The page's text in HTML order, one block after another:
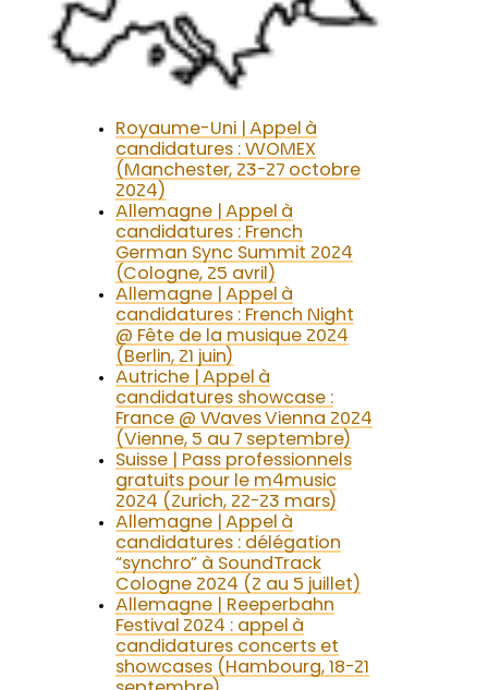
Royaume-Uni | Appel à
candidatures : WOMEX
(Manchester, 23-27 octobre
2024)
Allemagne | Appel à
candidatures : French
German Sync Summit 2024
(Cologne, 25 avril)
Allemagne | Appel à
candidatures : French Night
@ Fête de la musique 2024
(Berlin, 21 juin)
Autriche | Appel à
candidatures showcase :
France @ Waves Vienna 2024
(Vienne, 5 au 7 septembre)
Suisse | Pass professionnels
gratuits pour le m4music
2024 (Zurich, 22-23 mars)
Allemagne | Appel à
candidatures : délégation
“synchro” à SoundTrack
Cologne 2024 (2 au 5 juillet)
Allemagne | Reeperbahn
Festival 2024 : appel à
candidatures concerts et
showcases (Hambourg, 18-21